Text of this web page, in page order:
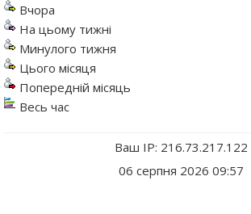
Вчора
На цьому тижні
Минулого тижня
Цього місяця
Попередній місяць
Весь час
Ваш IP: 216.73.217.122
06 серпня 2026 09:57